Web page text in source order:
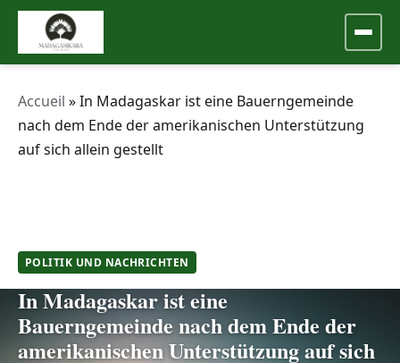
Accueil »In Madagaskar ist eine Bauerngemeinde
nach dem Ende der amerikanischen Unterstützung
auf sich allein gestellt
POLITIK UND NACHRICHTEN
In Madagaskar ist eine
Bauerngemeinde nach dem Ende der
amerikanischen Unterstützung auf sich